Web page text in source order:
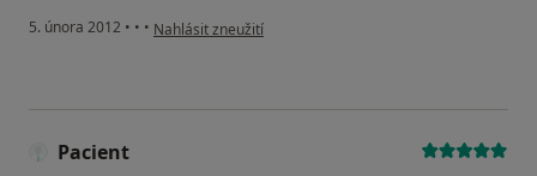
5. února 2012 • • • podle názoru uživatele Váš účet byl odstraněn
Nahlásit zneužití
Pacient